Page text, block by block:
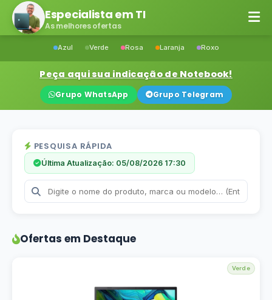
Especialista em TI
As melhores ofertas
Azul Verde Rosa Laranja Roxo
Peça aqui sua indicação de Notebook!
Grupo WhatsApp Grupo Telegram
PESQUISA RÁPIDA
Última Atualização: 05/08/2026 17:30
Ofertas em Destaque
Verde